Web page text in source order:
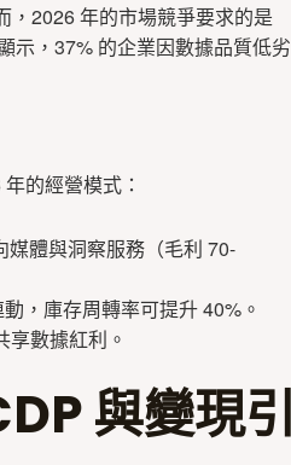
，2026 年的市場競爭要求的是
示，37% 的企業因數據品質低劣
的經營模式：
體與洞察服務（毛利 70-
，庫存周轉率可提升 40%。
數據紅利。
與變現引